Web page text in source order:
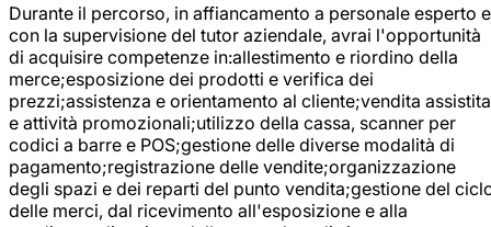
Durante il percorso, in affiancamento a personale esperto e
con la supervisione del tutor aziendale, avrai l'opportunità
di acquisire competenze in:allestimento e riordino della
merce;esposizione dei prodotti e verifica dei
prezzi;assistenza e orientamento al cliente;vendita assistita
e attività promozionali;utilizzo della cassa, scanner per
codici a barre e POS;gestione delle diverse modalità di
pagamento;registrazione delle vendite;organizzazione
degli spazi e dei reparti del punto vendita;gestione del
delle merci, dal ricevimento all'esposizione e alla